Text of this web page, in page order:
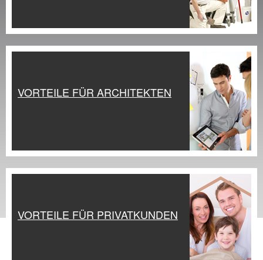
VORTEILE FÜR ARCHITEKTEN
VORTEILE FÜR PRIVATKUNDEN